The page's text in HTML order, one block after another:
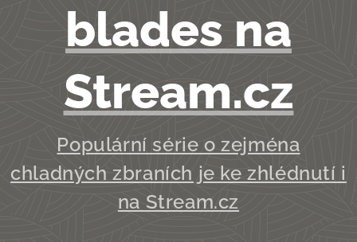
blades na
Stream.cz
Populární série o zejména
chladných zbraních je ke zhlédnutí i
na Stream.cz